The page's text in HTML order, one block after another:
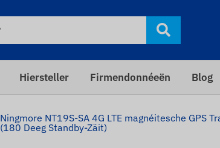
Hiersteller Firmendonnéeën Blog
Ningmore NT19S-SA 4G LTE magnéitesche GPS
(180 Deeg Standby-Zäit)